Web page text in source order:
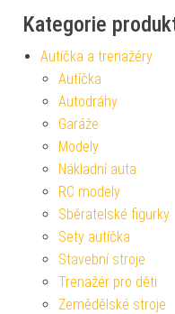
Kategorie
Autíčka a trenažéry
Autíčka
Autodráhy
Garáže
Modely
Nákladní auta
RC modely
Sběratelské figurky
Sety autíčka
Stavební stroje
Trenažér pro děti
Zemědělské stroje